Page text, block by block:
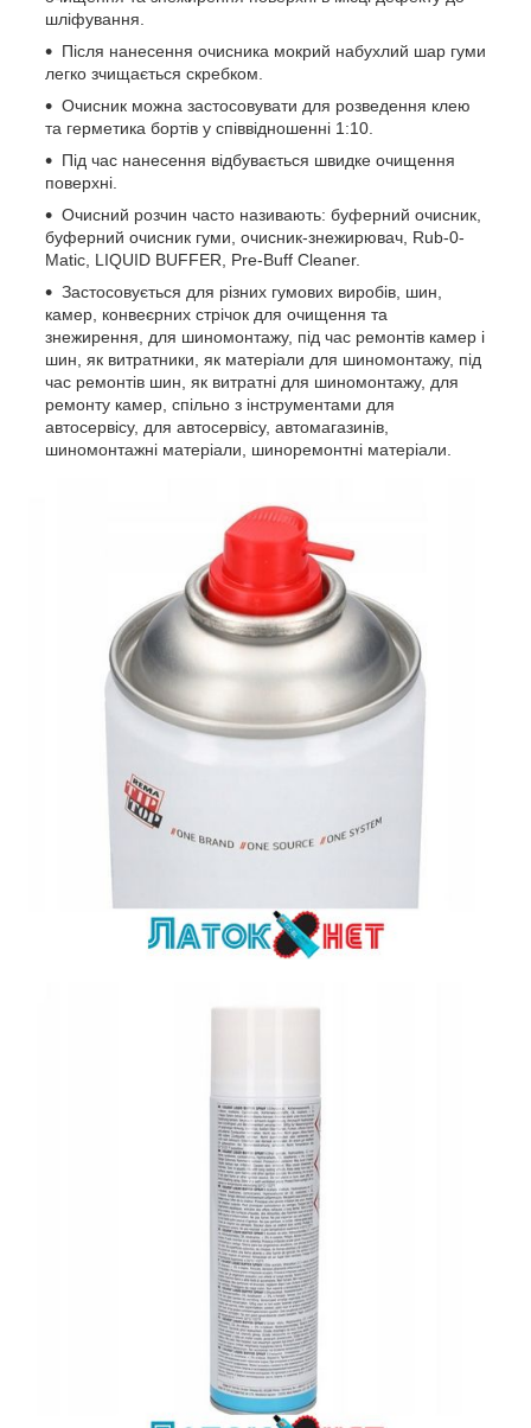
шліфування.
Після нанесення очисника мокрий набухлий шар гуми
легко зчищається скребком.
Очисник можна застосовувати для розведення клею
та герметика бортів у співвідношенні 1:10.
Під час нанесення відбувається швидке очищення
поверхні.
Очисний розчин часто називають: буферний очисник,
буферний очисник гуми, очисник-знежирювач, Rub-0-
Matic, LIQUID BUFFER, Pre-Buff Cleaner.
Застосовується для різних гумових виробів, шин,
камер, конвеєрних стрічок для очищення та
знежирення, для шиномонтажу, під час ремонтів камер і
шин, як витратники, як матеріали для шиномонтажу, під
час ремонтів шин, як витратні для шиномонтажу, для
ремонту камер, спільно з інструментами для
автосервісу, для автосервісу, автомагазинів,
шиномонтажні матеріали, шиноремонтні матеріали.